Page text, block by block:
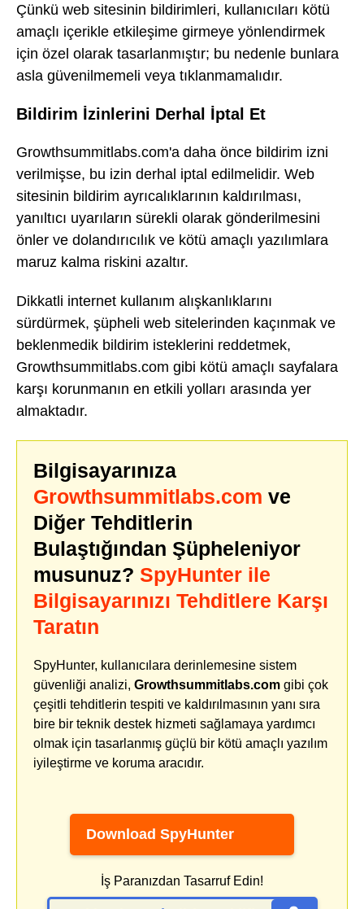
Çünkü web sitesinin bildirimleri, kullanıcıları kötü
amaçlı içerikle etkileşime girmeye yönlendirmek
için özel olarak tasarlanmıştır; bu nedenle bunlara
asla güvenilmemeli veya tıklanmamalıdır.
Bildirim İzinlerini Derhal İptal Et
Growthsummitlabs.com'a daha önce bildirim izni
verilmişse, bu izin derhal iptal edilmelidir. Web
sitesinin bildirim ayrıcalıklarının kaldırılması,
yanıltıcı uyarıların sürekli olarak gönderilmesini
önler ve dolandırıcılık ve kötü amaçlı yazılımlara
maruz kalma riskini azaltır.
Dikkatli internet kullanım alışkanlıklarını
sürdürmek, şüpheli web sitelerinden kaçınmak ve
beklenmedik bildirim isteklerini reddetmek,
Growthsummitlabs.com gibi kötü amaçlı sayfalara
karşı korunmanın en etkili yolları arasında yer
almaktadır.
Bilgisayarınıza
Growthsummitlabs.com ve
Diğer Tehditlerin
Bulaştığından Şüpheleniyor
musunuz? SpyHunter ile
Bilgisayarınızı Tehditlere Karşı
Taratın
SpyHunter, kullanıcılara derinlemesine sistem
güvenliği analizi, Growthsummitlabs.com gibi çok
çeşitli tehditlerin tespiti ve kaldırılmasının yanı sıra
bire bir teknik destek hizmeti sağlamaya yardımcı
olmak için tasarlanmış güçlü bir kötü amaçlı yazılım
iyileştirme ve koruma aracıdır.
Download SpyHunter
İş Paranızdan Tasarruf Edin!